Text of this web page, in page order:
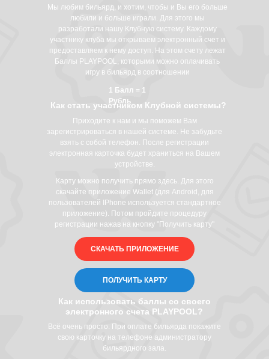
Мы любим бильярд, и хотим, чтобы и Вы его больше
любили и больше играли. Для этого мы
разработали нашу Клубную систему. Каждому
участнику клуба мы открываем электронный счет и
предоставляем к нему доступ. На этом счету лежат
Баллы PLAYPOOL, которыми можно оплачивать
игру в бильярд в соотношении
1 Балл = 1
Рубль
Как стать участником Клубной системы?
Приходите к нам и мы поможем Вам
зарегистрироваться в нашей системе. Не забудьте
взять с собой телефон. После регистрации
электронная карточка будет храниться на Вашем
устройстве.
Как использовать баллы со своего
электронного счета PLAYPOOL?
Всё очень просто. При оплате бильярда покажите
свою карточку на телефоне администратору
бильярдного зала.
СКАЧАТЬ ПРИЛОЖЕНИЕ
ПОЛУЧИТЬ КАРТУ
Карту можно получить прямо здесь. Для этого
скачайте приложение Wallet (для Android, для
пользователей IPhone используется стандартное
приложение). Потом пройдите процедуру
регистрации нажав на кнопку "Получить карту"